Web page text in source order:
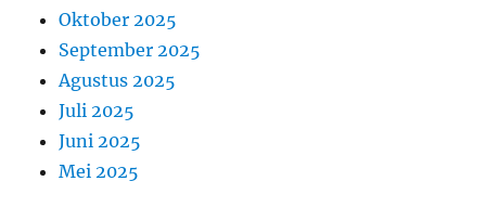
Oktober 2025
September 2025
Agustus 2025
Juli 2025
Juni 2025
Mei 2025